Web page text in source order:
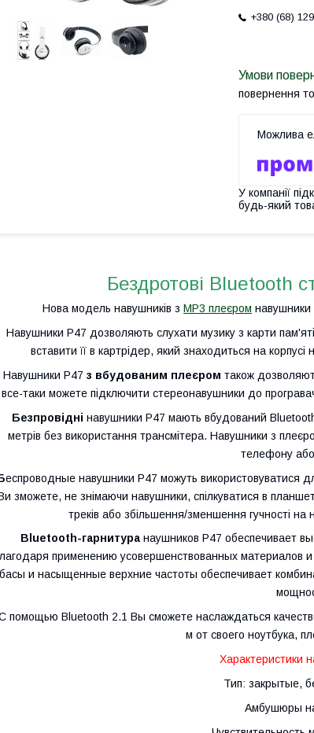
+380 (68)
повернення
У компанії
будь-який
Бездротові Bluetooth
Нова модель навушників з MP3 плеєром навушники
Навушники P47 дозволяють слухати музику з карти
вставити її в картрідер, який знаходиться на
Навушники P47 з вбудованим плеєром також
все-таки можете підключити стереонавушники до
Безпровідні навушники P47 мають вбудований
метрів без використання трансмітера. Навушники з
телефону
еспроводные навушники P47 можуть використовуватися
зможете, не знімаючи навушники, спілкуватися в
треків або збільшення/зменшення гучності на
Bluetooth-гарнитура наушников P47 обеспечивает
применению усовершенствованных материалов
басы и насыщенные верхние частоты обеспечивает
помощью Bluetooth 2.1 Вы сможете наслаждаться
м от своего ноутбука,
Характеристики
Тип: закрытые,
Амбушюры